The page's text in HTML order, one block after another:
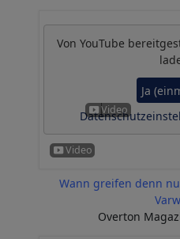
Von YouTube
Ja
Wann greifen denn
Overton